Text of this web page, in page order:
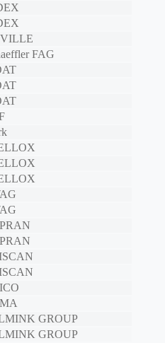
FAG
GROUP
GROUP